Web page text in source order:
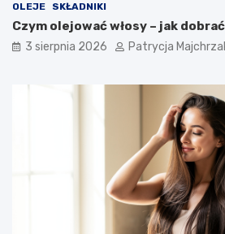
OLEJE SKŁADNIKI
Czym olejować włosy – jak
3 sierpnia 2026 Patrycja